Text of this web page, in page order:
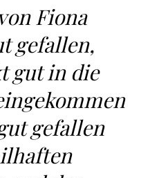
Fiona
gefallen,
gut in die
gefallen